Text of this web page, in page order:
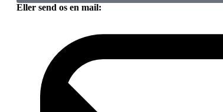
Eller send os en mail: